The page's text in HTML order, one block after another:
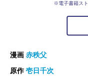
※電子書籍ス
漫画 赤秩父
原作壱日千次